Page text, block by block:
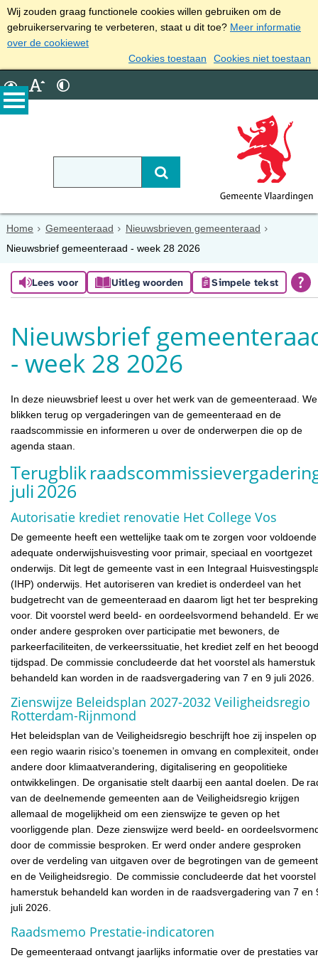
Wij zouden graag functionele cookies willen gebruiken om de
gebruikerservaring te verbeteren, staat u dit toe? Meer informatie
over de cookiewet
Cookies toestaan
Cookies niet toestaan
Home Gemeenteraad
Nieuwsbrieven gemeenteraad
Nieuwsbrief gemeenteraad - week 28 2026
Lees voor Uitleg woorden Simpele tekst
Nieuwsbrief
- week 28 2026
In deze nieuwsbrief leest u over het werk van de gemeenteraad. We
blikken terug op vergaderingen van de gemeenteraad en de
raadscommissie en informeren u over de onderwerpen die op de
agenda staan.
Terugblik
juli 2026
Autorisatie krediet renovatie Het College Vos
De gemeente heeft een wettelijke taak om te zorgen voor
adequate onderwijshuisvesting voor primair, speciaal en voortgezet
onderwijs. Dit legt de gemeente vast in een Integraal
(IHP) onderwijs. Het autoriseren van krediet is onderdeel van het
budgetrecht van de gemeenteraad en daarom ligt het ter bespreking
voor. Dit voorstel werd beeld- en oordeelsvormend behandeld. Er
onder andere gesproken over participatie met bewoners, de
parkeerfaciliteiten, de verkeerssituatie, het krediet zelf en het
tijdspad. De commissie concludeerde dat het voorstel als hamerstuk
behandeld kan worden in de raadsvergadering van 7 en 9 juli
Zienswijze Beleidsplan 2027-2032 Veiligheidsregio
Rotterdam-Rijnmond
Het beleidsplan van de Veiligheidsregio beschrijft hoe zij inspelen op
een regio waarin risico’s toenemen in omvang en complexiteit,
andere door klimaatverandering, digitalisering en geopolitieke
ontwikkelingen. De organisatie stelt daarbij een aantal doelen. De
van de deelnemende gemeenten aan de Veiligheidsregio krijgen
allemaal de mogelijkheid om een zienswijze te geven op het
voorliggende plan. Deze zienswijze werd beeld- en
door de commissie besproken. Er werd onder andere gesproken
over de verdeling van uitgaven over de begrotingen van de
en de Veiligheidsregio. De commissie concludeerde dat het voorstel
hamerstuk behandeld kan worden in de raadsvergadering van 7 en
juli 2026.
Raadsmemo Prestatie-indicatoren
De gemeenteraad ontvangt jaarlijks informatie over de prestaties